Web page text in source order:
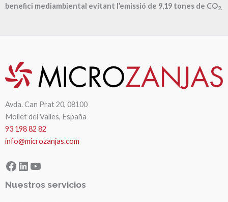
benefici mediambiental evitant l’emissió de 9,19 tones de CO2.
Avda. Can Prat 20, 08100
Mollet del Valles, España
93 198 82 82
info@microzanjas.com
Facebook
LinkedIn
YouTube
Nuestros servicios